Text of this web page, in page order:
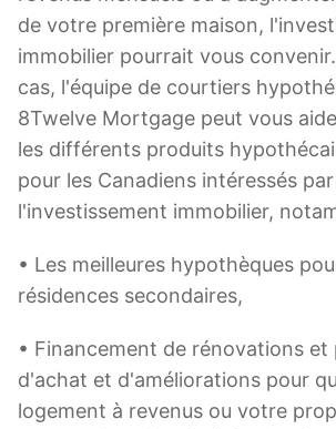
de votre première maison,
immobilier pourrait vous
cas, l'équipe de courtiers
8Twelve Mortgage peut vous
les différents produits
pour les Canadiens intéressés par
l'investissement immobilier,
• Les meilleures hypothèques
résidences secondaires,
• Financement de rénovations et
d'achat et d'améliorations pour
logement à revenus ou votre